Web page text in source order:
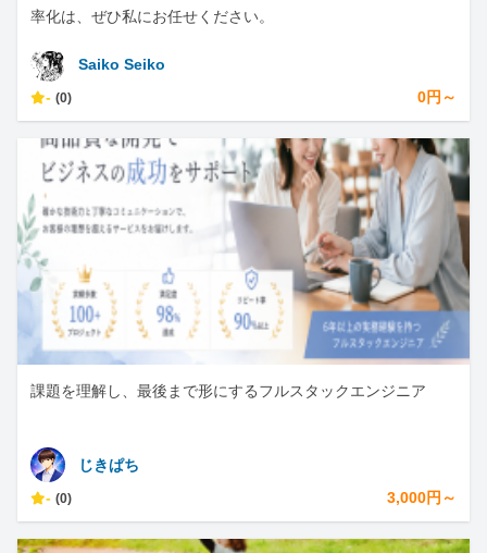
率化は、ぜひ私にお任せください。
Saiko Seiko
- (0) 0円～
課題を理解し、最後まで形にするフルスタックエンジニア
じきぱち
- (0) 3,000円～